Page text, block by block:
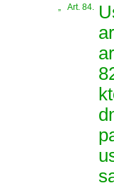
„ Art. 84.